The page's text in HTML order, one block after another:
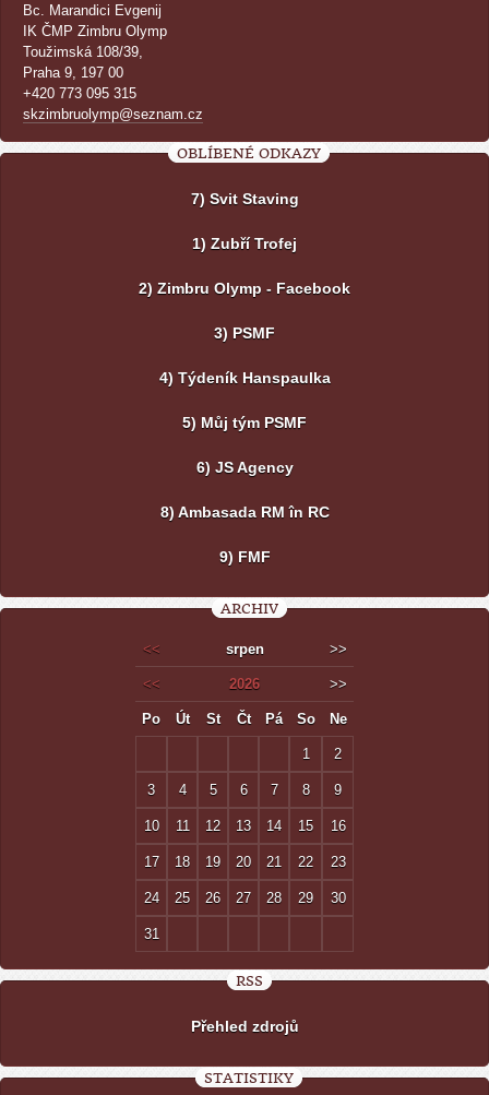
Bc. Marandici Evgenij
IK ČMP Zimbru Olymp
Toužimská 108/39,
Praha 9, 197 00
+420 773 095 315
skzimbruolymp@seznam.cz
OBLÍBENÉ ODKAZY
7) Svit Staving
1) Zubří Trofej
2) Zimbru Olymp - Facebook
3) PSMF
4) Týdeník Hanspaulka
5) Můj tým PSMF
6) JS Agency
8) Ambasada RM în RC
9) FMF
ARCHIV
<< srpen >>
<< 2026 >>
Po Út St Čt Pá So Ne
1 2
3 4 5 6 7 8 9
10 11 12 13 14 15 16
17 18 19 20 21 22 23
24 25 26 27 28 29 30
31
RSS
Přehled zdrojů
STATISTIKY